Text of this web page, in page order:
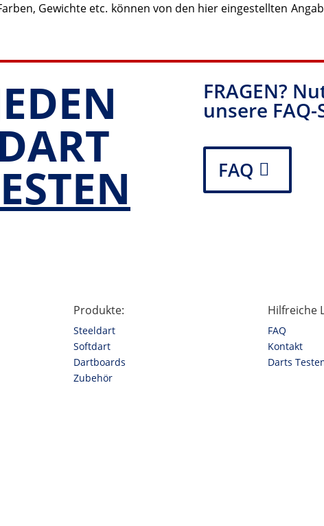
Gewichte etc. können von den hier eingestellten
FRAGEN?
unsere FAQ-
FAQ
Produkte:
Steeldart
Softdart
Dartboards
Zubehör
Hilfreiche
FAQ
Kontakt
Darts